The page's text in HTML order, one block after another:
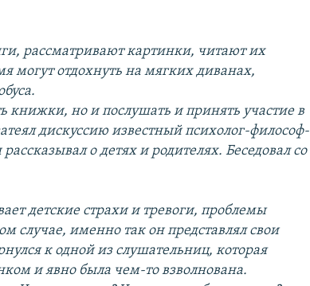
рассматривают картинки, читают их
могут отдохнуть на мягких диванах,
книжки, но и послушать и принять участие в
дискуссию известный психолог-философ-
о детях и родителях. Беседовал со
детские страхи и тревоги, проблемы
случае, именно так он представлял свои
к одной из слушательниц, которая
и явно была чем-то взволнована.